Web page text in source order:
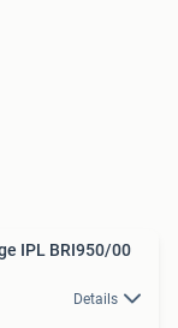
IPL BRI950/00
Details